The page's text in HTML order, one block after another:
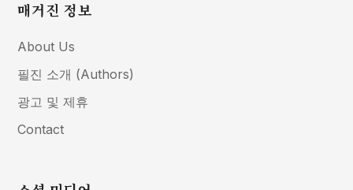
매거진 정보
About Us
필진 소개 (Authors)
광고 및 제휴
Contact